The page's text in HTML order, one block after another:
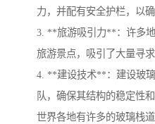
力，并配有安全护栏，以确
3. **旅游吸引力**：许多
旅游景点，吸引了大量寻
4. **建设技术**：建设玻
队，确保其结构的稳定性和
世界各地有许多的玻璃栈